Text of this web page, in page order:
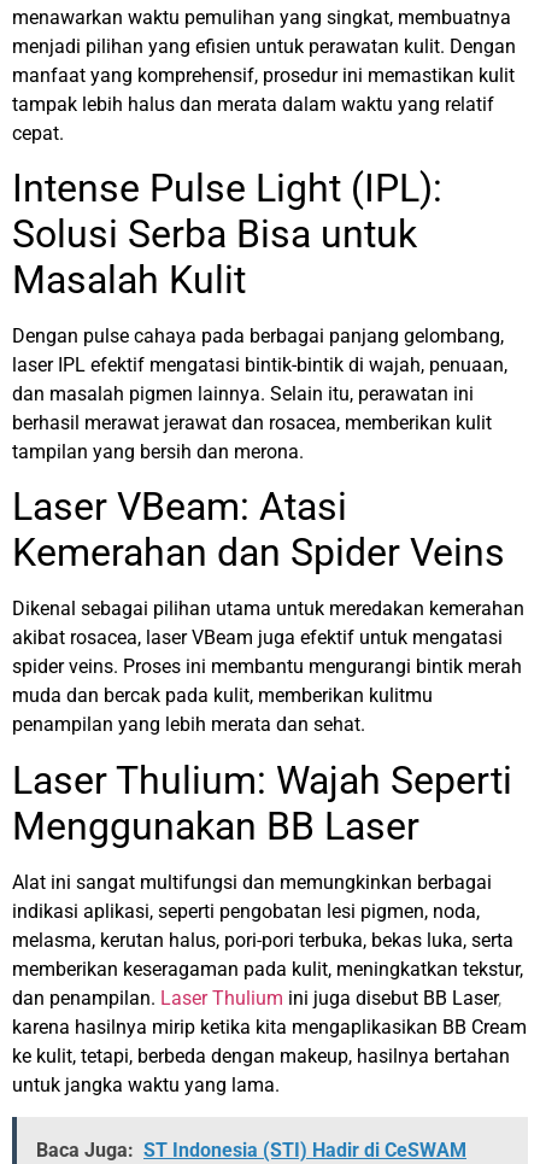
menawarkan waktu pemulihan yang singkat, membuatnya
menjadi pilihan yang efisien untuk perawatan kulit. Dengan
manfaat yang komprehensif, prosedur ini memastikan kulit
tampak lebih halus dan merata dalam waktu yang relatif
cepat.
Intense Pulse Light (IPL):
Solusi Serba Bisa untuk
Masalah Kulit
Dengan pulse cahaya pada berbagai panjang gelombang,
laser IPL efektif mengatasi bintik-bintik di wajah, penuaan,
dan masalah pigmen lainnya. Selain itu, perawatan ini
berhasil merawat jerawat dan rosacea, memberikan kulit
tampilan yang bersih dan merona.
Laser VBeam: Atasi
Kemerahan dan Spider Veins
Dikenal sebagai pilihan utama untuk meredakan kemerahan
akibat rosacea, laser VBeam juga efektif untuk mengatasi
spider veins. Proses ini membantu mengurangi bintik merah
muda dan bercak pada kulit, memberikan kulitmu
penampilan yang lebih merata dan sehat.
Laser Thulium: Wajah Seperti
Menggunakan BB Laser
Alat ini sangat multifungsi dan memungkinkan berbagai
indikasi aplikasi, seperti pengobatan lesi pigmen, noda,
melasma, kerutan halus, pori-pori terbuka, bekas luka, serta
memberikan keseragaman pada kulit, meningkatkan tekstur,
dan penampilan. Laser Thulium ini juga disebut BB Laser,
karena hasilnya mirip ketika kita mengaplikasikan BB Cream
ke kulit, tetapi, berbeda dengan makeup, hasilnya bertahan
untuk jangka waktu yang lama.
Baca Juga: ST Indonesia (STI) Hadir di CeSWAM